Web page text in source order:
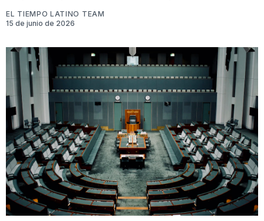
EL TIEMPO LATINO TEAM
15 de junio de 2026